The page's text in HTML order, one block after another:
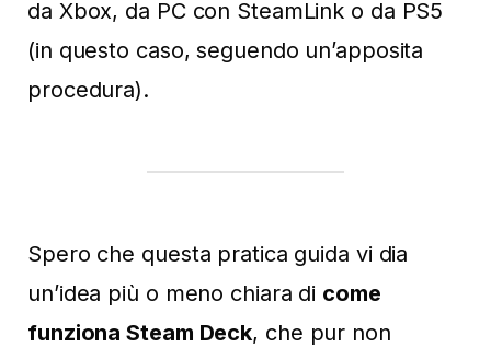
da Xbox, da PC con SteamLink o da PS5
(in questo caso, seguendo un’apposita
procedura).
Spero che questa pratica guida vi dia
un’idea più o meno chiara di come
funziona Steam Deck, che pur non